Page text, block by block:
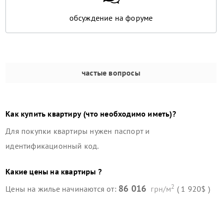
обсуждение на форуме
частые вопросы
Как купить квартиру (что необходимо иметь)?
Для покупки квартиры нужен паспорт и
идентификационный код.
Какие цены на квартиры ?
Цены на жилье начинаются от: 86 016 грн/м2 ( 1 920$ )